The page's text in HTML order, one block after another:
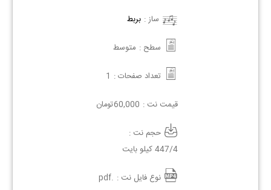
ساز : بربط
سطح : متوسط
تعداد صفحات : 1
قیمت نت : 60,000تومان
حجم نت :
447/4 کیلو بایت
نوع فایل نت : .pdf